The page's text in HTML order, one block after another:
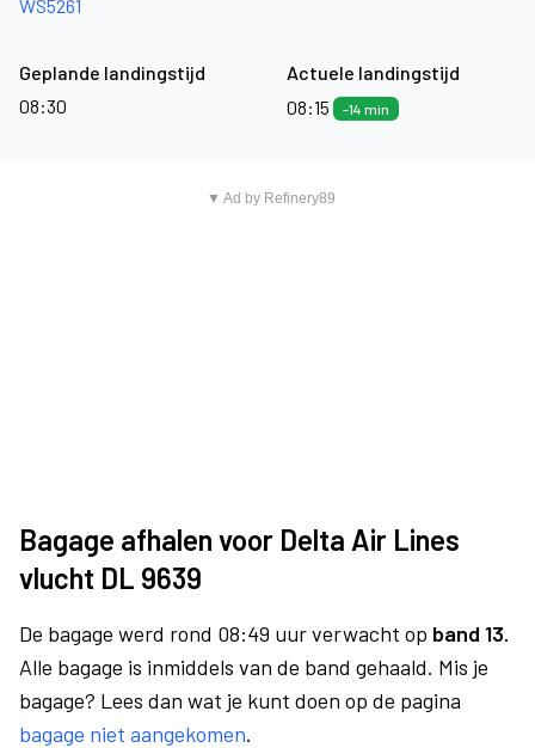
WS5261
Geplande landingstijd
08:30
Actuele landingstijd
08:15
-14 min
▼ Ad by Refinery89
Bagage afhalen voor Delta Air Lines
vlucht DL 9639
De bagage werd rond 08:49 uur verwacht op band 13.
Alle bagage is inmiddels van de band gehaald. Mis je
bagage? Lees dan wat je kunt doen op de pagina
bagage niet aangekomen.